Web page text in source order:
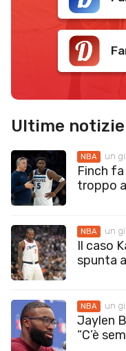
Ultime notizie
NBA un
Finch
troppo
NBA un
Il caso
spunta
NBA un
Jaylen
“C’è